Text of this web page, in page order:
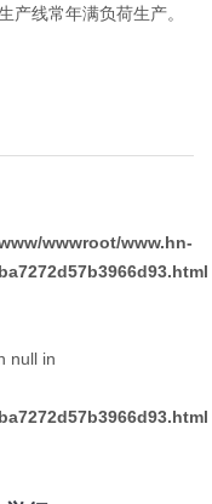
产线常年满负荷生产。
wwwroot/www.hn-
null in